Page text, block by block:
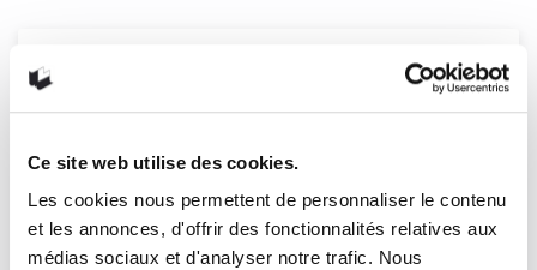
Ce site web utilise des cookies.
Les cookies nous permettent de personnaliser le contenu
et les annonces, d'offrir des fonctionnalités relatives aux
médias sociaux et d'analyser notre trafic. Nous